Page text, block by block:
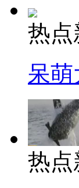
热点
呆
热点